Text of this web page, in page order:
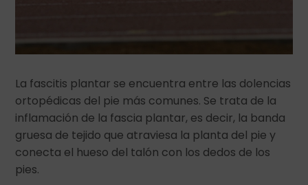
La fascitis plantar se encuentra entre las dolencias
ortopédicas del pie más comunes. Se trata de la
inflamación de la fascia plantar, es decir, la banda
gruesa de tejido que atraviesa la planta del pie y
conecta el hueso del talón con los dedos de los
pies.